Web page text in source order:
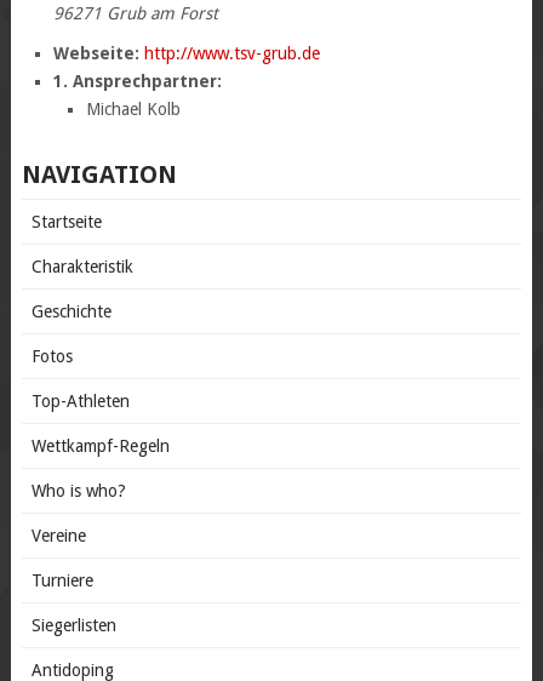
96271 Grub am Forst
Webseite: http://www.tsv-grub.de
1. Ansprechpartner:
Michael Kolb
NAVIGATION
Startseite
Charakteristik
Geschichte
Fotos
Top-Athleten
Wettkampf-Regeln
Who is who?
Vereine
Turniere
Siegerlisten
Antidoping